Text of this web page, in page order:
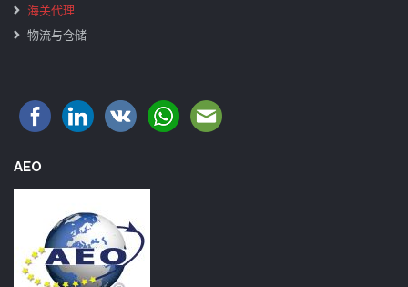
海关代理
物流与仓储
AEO